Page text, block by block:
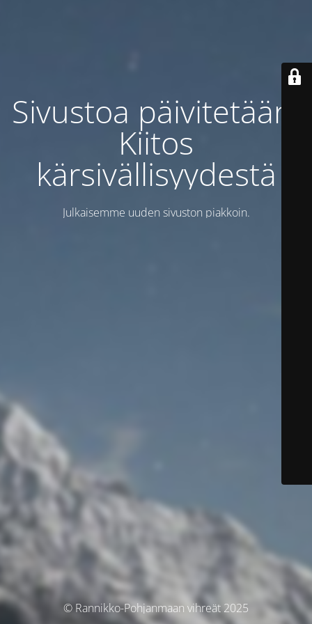
Sivustoa päivitetään.
Kiitos
kärsivällisyydestä
Julkaisemme uuden sivuston piakkoin.
© Rannikko-Pohjanmaan vihreät 2025